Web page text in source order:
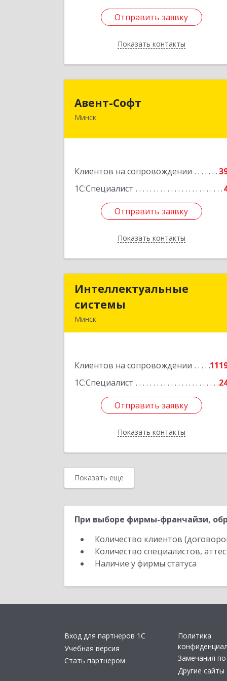
Отправить заявку
Показать контакты
Отправить заявку
Назад
Авент-Софт
Минск
Клиентов на сопровождении
1С:Специалист
Отправить заявку
Показать контакты
220005, г.Минск, ул. Смолячкова, дом
Отправить заявку
Назад
Интеллектуальные
системы
Минск
Клиентов на сопровождении
1С:Специалист
Отправить заявку
Показать контакты
Интеллектуальные
Отправить заявку
Назад
Показать еще
При выборе фирмы-франчайзи,
Количество клиентов
Количество специалистов,
Наличие у фирмы статуса
Вход для партнеров 1С
Учебная версия
Стать партнером
Политика
Замечания по
Другие сайты